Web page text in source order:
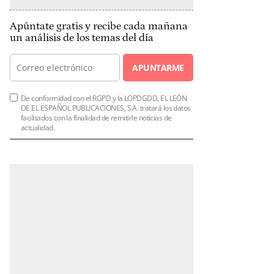
Apúntate gratis y recibe cada mañana
un análisis de los temas del día
APUNTARME
De conformidad con el RGPD y la LOPDGDD, EL LEÓN
DE EL ESPAÑOL PUBLICACIONES, S.A. tratará los datos
facilitados con la finalidad de remitirle noticias de
actualidad.